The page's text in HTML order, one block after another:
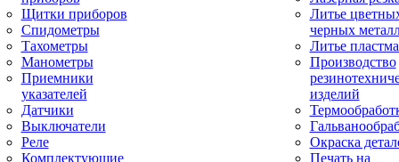
Щитки приборов
Спидометры
Тахометры
Манометры
Приемники
указателей
Датчики
Выключатели
Реле
Комплектующие
Литье
черных
Литье
Производство
изделий
Окраска
Печать на